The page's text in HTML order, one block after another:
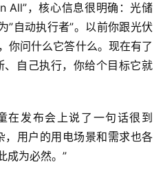
All”，核心信息很明确：光储
”自动执行者”。以前你跟光伏
你问什么它答什么。现在有了
自己执行，你给个目标它就
在发布会上说了一句话很到
，用户的用电场景和需求也各
成为必然。”